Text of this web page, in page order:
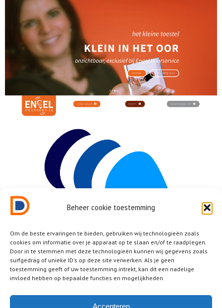
Beheer cookie toestemming
Om de beste ervaringen te bieden, gebruiken wij technologieën zoals
cookies om informatie over je apparaat op te slaan en/of te raadplegen.
Door in te stemmen met deze technologieën kunnen wij gegevens zoals
surfgedrag of unieke ID's op deze site verwerken. Als je geen
toestemming geeft of uw toestemming intrekt, kan dit een nadelige
invloed hebben op bepaalde functies en mogelijkheden.
Accepteren